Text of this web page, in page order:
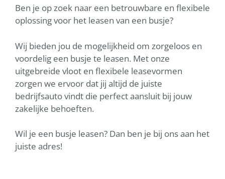
Ben je op zoek naar een betrouwbare en flexibele
oplossing voor het leasen van een busje?
Wij bieden jou de mogelijkheid om zorgeloos en
voordelig een busje te leasen. Met onze
uitgebreide vloot en flexibele leasevormen
zorgen we ervoor dat jij altijd de juiste
bedrijfsauto vindt die perfect aansluit bij jouw
zakelijke behoeften.
Wil je een busje leasen? Dan ben je bij ons aan het
juiste adres!